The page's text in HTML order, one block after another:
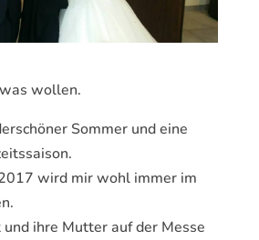
wollen.
Sommer und eine
wird mir wohl immer im
ihre Mutter auf der Messe